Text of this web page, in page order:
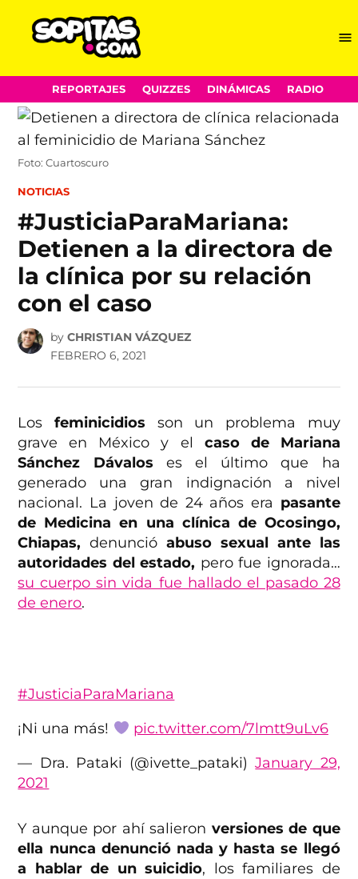
Skip
to
content
REPORTAJES QUIZZES DINÁMICAS RADIO
Foto: Cuartoscuro
POSTED
NOTICIAS
#JusticiaParaMariana:
Detienen a la directora de
la clínica por su relación
con el caso
by CHRISTIAN VÁZQUEZ
FEBRERO 6, 2021
Losfeminicidios son un problema muy
grave en México y el caso de Mariana
Sánchez Dávalos es el último que ha
generado una gran indignación a nivel
nacional. La joven de 24 años era pasante
de Medicina en una clínica de Ocosingo,
Chiapas,denuncióabuso sexual ante las
autoridades del estado, pero fue ignorada…
su cuerpo sin vida fue hallado el pasado 28
de enero.
#JusticiaParaMariana
¡Ni una más!
pic.twitter.com/7lmtt9uLv6
— Dra. Pataki (@ivette_pataki)January 29,
2021
Y aunque por ahí salieron versiones de que
ella nunca denunció nada y hasta se llegó
a hablar de un suicidio, los familiares de